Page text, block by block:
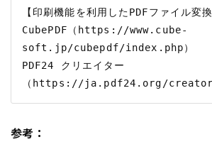
【印刷機能を利用したPDFファイル変
CubePDF（https://www.cube-
soft.jp/cubepdf/index.php）
PDF24 クリエイター
参考：